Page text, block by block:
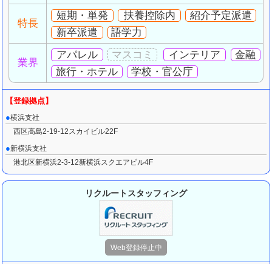
特長
短期・単発 扶養控除内
紹介予定派遣
新卒派遣
語学力
業界
アパレル インテリア
金融
旅行・ホテル
学校・官公庁
横浜支社
西区高島2-19-12スカイビル22F
新横浜支社
港北区新横浜2-3-12新横浜スクエアビル4F
リクルートスタッフィング